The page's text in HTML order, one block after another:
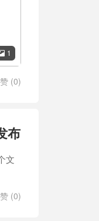
1
赞 (0)
布
文
赞 (0)